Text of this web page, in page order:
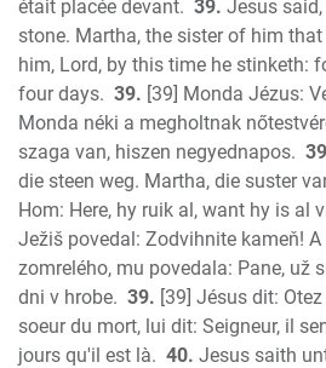
était placée devant. 39. Jesus
stone. Martha, the sister of him
him, Lord, by this time he stinketh:
four days. 39. [39] Monda Jézus:
Monda néki a megholtnak
szaga van, hiszen negyednapos.
die steen weg. Martha, die suster
Hom: Here, hy ruik al, want hy is al
Ježiš povedal: Zodvihnite kameň! A
zomrelého, mu povedala: Pane, už
dni v hrobe. 39. [39] Jésus dit:
soeur du mort, lui dit: Seigneur, il
jours qu'il est là. 40. Jesus saith